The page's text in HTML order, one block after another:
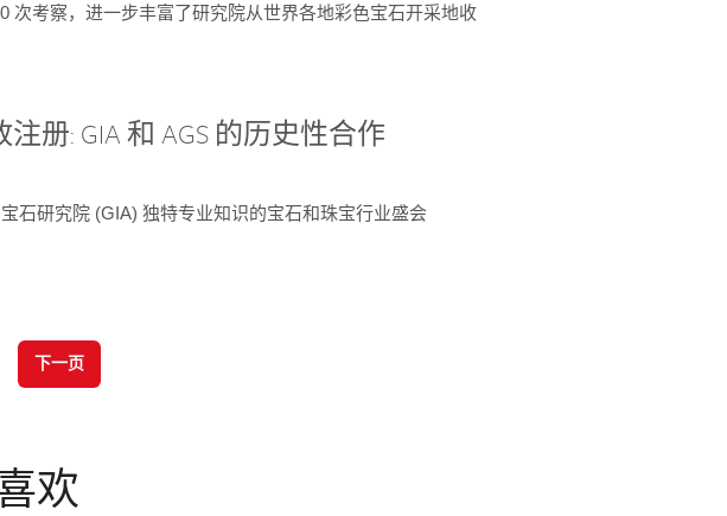
次考察，进一步丰富了研究院从世界各地彩色宝石开采地收
注册: GIA 和 AGS 的历史性合作
石研究院 (GIA) 独特专业知识的宝石和珠宝行业盛会
下一页
欢